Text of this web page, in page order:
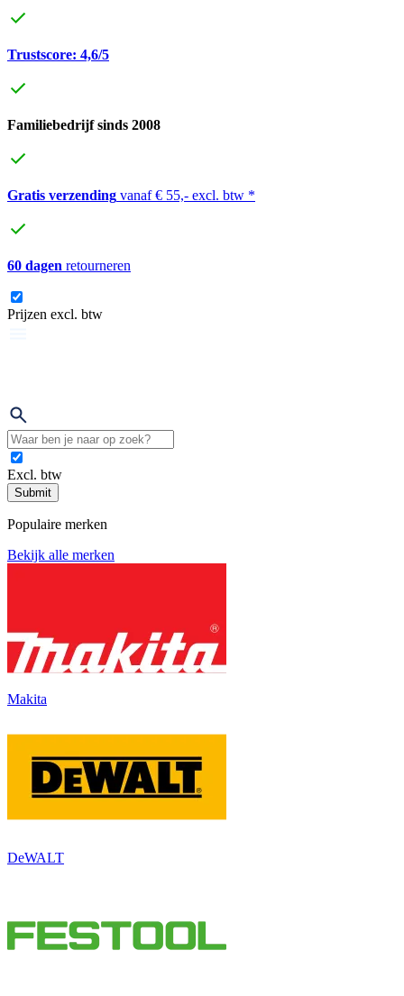
Trustscore: 4,6/5
Familiebedrijf sinds 2008
Gratis verzending vanaf € 55,- excl. btw *
60 dagen retourneren
Prijzen excl. btw
Excl. btw
Submit
Populaire merken
Bekijk alle merken
Makita
DeWALT